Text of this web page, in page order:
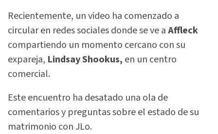
Recientemente, un video ha comenzado a
circular en redes sociales donde se ve aAffleck
compartiendo un momento cercano con su
expareja, Lindsay Shookus, en un centro
comercial.
Este encuentro ha desatado una ola de
comentarios y preguntas sobre el estado de su
matrimonio con JLo.